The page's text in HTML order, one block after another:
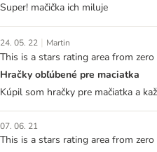
Super! mačička ich miluje
24. 05. 22 | Martin
This is a stars rating area from
Hračky obľúbené pre maciatka
Kúpil som hračky pre mačiatka a
07. 06. 21
This is a stars rating area from